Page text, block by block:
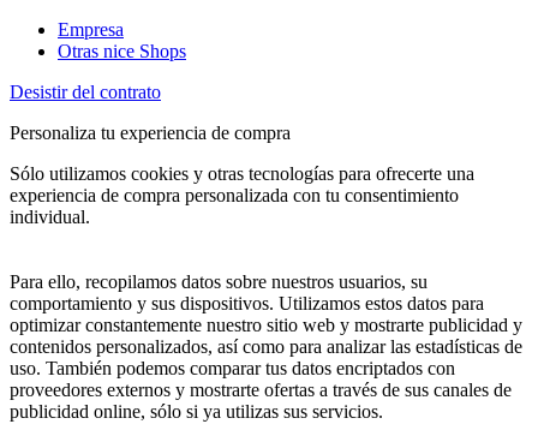
Empresa
Otras nice Shops
Desistir del contrato
Personaliza tu experiencia de compra
Sólo utilizamos cookies y otras tecnologías para ofrecerte una
experiencia de compra personalizada con tu consentimiento
individual.
Para ello, recopilamos datos sobre nuestros usuarios, su
comportamiento y sus dispositivos. Utilizamos estos datos para
optimizar constantemente nuestro sitio web y mostrarte publicidad y
contenidos personalizados, así como para analizar las estadísticas de
uso. También podemos comparar tus datos encriptados con
proveedores externos y mostrarte ofertas a través de sus canales de
publicidad online, sólo si ya utilizas sus servicios.